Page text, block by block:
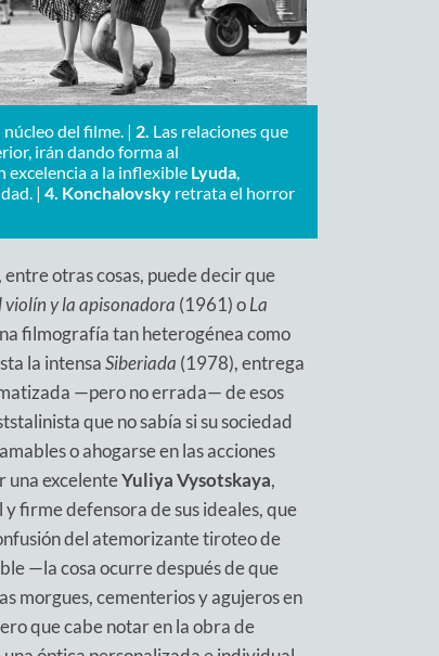
del filme. | 2. Las relaciones que
irán dando forma al
excelencia a la inflexible Lyuda
| 4. Konchalovsky retrata el horror
otras cosas, puede decir que
violín y la apisonadora (1961) oLa
filmografía tan heterogénea como
la intensaSiberiada (1978), entrega
—pero no errada— de esos
que no sabía si su sociedad
o ahogarse en las acciones
una excelenteYuliya Vysotskaya,
firme defensora de sus ideales, que
del atemorizante tiroteo de
—la cosa ocurre después de que
morgues, cementerios y agujeros en
que cabe notar en la obra de